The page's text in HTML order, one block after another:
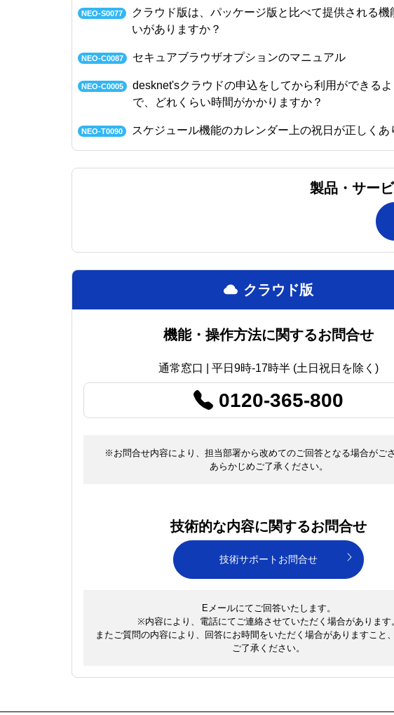
NEO-S0077
クラウド版は、パッケージ版と比べて提供される機
いがありますか？
NEO-C0087 セキュアブラウザオプションのマニュアル
NEO-C0005
desknet'sクラウドの申込をしてから利用ができるよ
で、どれくらい時間がかかりますか？
NEO-T0090 スケジュール機能のカレンダー上の祝日が正しくあ
製品・サー
クラウド版
機能・操作方法に関するお問合せ
通常窓口 | 平日9時-17時半 (土日祝日を除く)
0120-365-800
※お問合せ内容により、担当部署から改めてのご回答となる場合がござ
あらかじめご了承ください。
技術的な内容に関するお問合せ
技術サポートお問合せ
Eメールにてご回答いたします。
※内容により、電話にてご連絡させていただく場合があります。
またご質問の内容により、回答にお時間をいただく場合がありますこと
ご了承ください。